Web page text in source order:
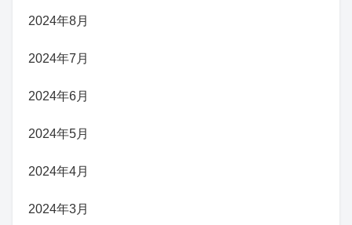
2024年8月
2024年7月
2024年6月
2024年5月
2024年4月
2024年3月